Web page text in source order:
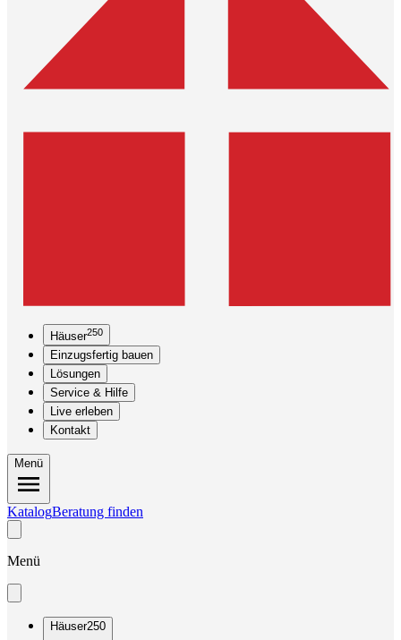
Häuser250
Einzugsfertig bauen
Lösungen
Service & Hilfe
Live erleben
Kontakt
Menü
KatalogBeratung finden
Menü
Häuser250